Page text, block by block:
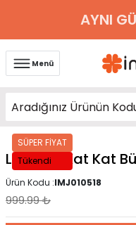
AYNI
Menü
SÜPER FİYAT
Tükendi
Lacivert Kat Kat
Ürün Kodu :IMJ010518
999.99₺